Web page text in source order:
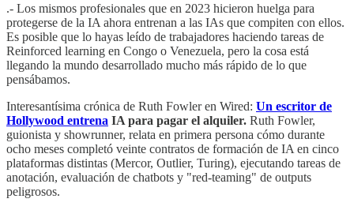
.- Los mismos profesionales que en 2023 hicieron huelga para
protegerse de la IA ahora entrenan a las IAs que compiten con ellos.
Es posible que lo hayas leído de trabajadores haciendo tareas de
Reinforced learning en Congo o Venezuela, pero la cosa está
llegando la mundo desarrollado mucho más rápido de lo que
pensábamos.
Interesantísima crónica de Ruth Fowler en Wired: Un escritor de
Hollywood entrena IA para pagar el alquiler. Ruth Fowler,
guionista y showrunner, relata en primera persona cómo durante
ocho meses completó veinte contratos de formación de IA en cinco
plataformas distintas (Mercor, Outlier, Turing), ejecutando tareas de
anotación, evaluación de chatbots y "red-teaming" de outputs
peligrosos.